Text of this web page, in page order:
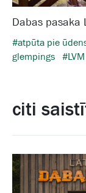
Dabas pasaka
#atpūta pie
glempings
citi